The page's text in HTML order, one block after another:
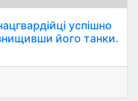
успішно
його танки.